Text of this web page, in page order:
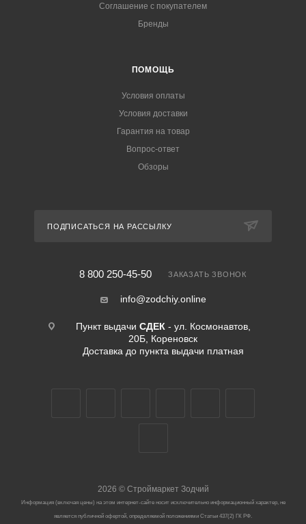
Соглашение с покупателем
Бренды
ПОМОЩЬ
Условия оплаты
Условия доставки
Гарантия на товар
Вопрос-ответ
Обзоры
ПОДПИСАТЬСЯ НА РАССЫЛКУ
8 800 250-45-50 ЗАКАЗАТЬ ЗВОНОК
info@zodchiy.online
Пункт выдачи СДЕК - ул. Космонавтов,
20Б, Кореновск
Доставка до пункта выдачи платная
2026 ©Строймаркет Зодчий
Информация (включая цены) на этом интернет-сайте носит исключительно информационный характер, не
является публичной офертой, определяемой положениями Статьи 437(2) ГК РФ.